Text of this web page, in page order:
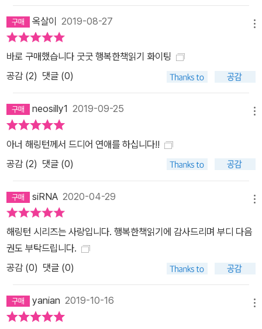
옥살이 2019-08-27
바로 구매했습니다 굿굿 행복한책읽기 화이팅
공감 (2) 댓글 (0)
neosilly1 2019-09-25
아너 해링턴께서 드디어 연애를 하십니다!!
공감 (2) 댓글 (0)
siRNA 2020-04-29
해링턴 시리즈는 사랑입니다. 행복한책읽기에 감사드리며 부디 다음
권도 부탁드립니다.
공감 (0) 댓글 (0)
yanian 2019-10-16